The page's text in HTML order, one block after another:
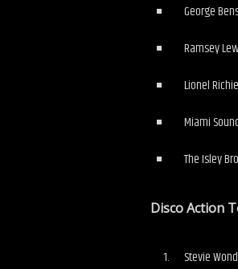
George
Ramsey
Lionel
Miami
The Isley
Disco Action
Stevie